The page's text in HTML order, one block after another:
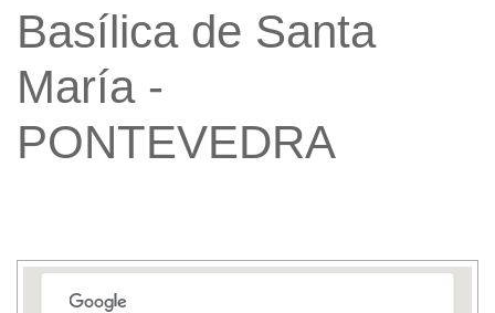
Basílica de Santa
María -
PONTEVEDRA